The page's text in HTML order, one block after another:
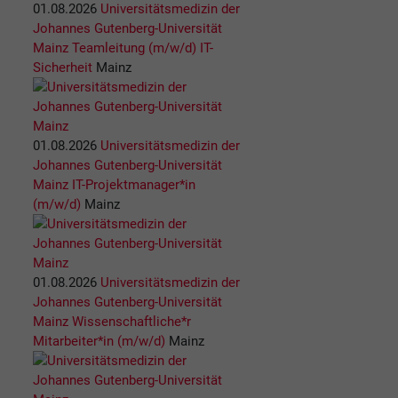
01.08.2026 Universitätsmedizin der
Johannes Gutenberg-Universität
Mainz Teamleitung (m/w/d) IT-
Sicherheit Mainz
01.08.2026 Universitätsmedizin der
Johannes Gutenberg-Universität
Mainz IT-Projektmanager*in
(m/w/d) Mainz
01.08.2026 Universitätsmedizin der
Johannes Gutenberg-Universität
Mainz Wissenschaftliche*r
Mitarbeiter*in (m/w/d) Mainz